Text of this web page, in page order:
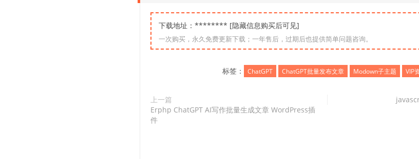
下载地址：******** [隐藏信息购买后可见]
一次购买，永久免费更新下载；一年售后，过期后也提供简单问题咨询。
标签： ChatGPT ChatGPT批量发布文章 Modown子主题 VIP
上一篇
Erphp ChatGPT AI写作批量生成文章 WordPress插
件